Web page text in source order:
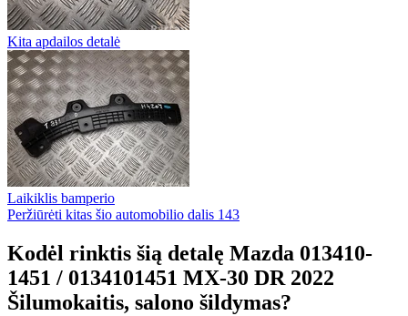
Kita apdailos detalė
Laikiklis bamperio
Peržiūrėti kitas šio automobilio dalis 143
Kodėl rinktis šią detalę Mazda 013410-
1451 / 0134101451 MX-30 DR 2022
Šilumokaitis, salono šildymas?